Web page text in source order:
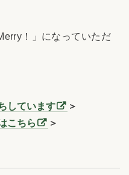
！」になっていただ
しています
＞
こちら ＞